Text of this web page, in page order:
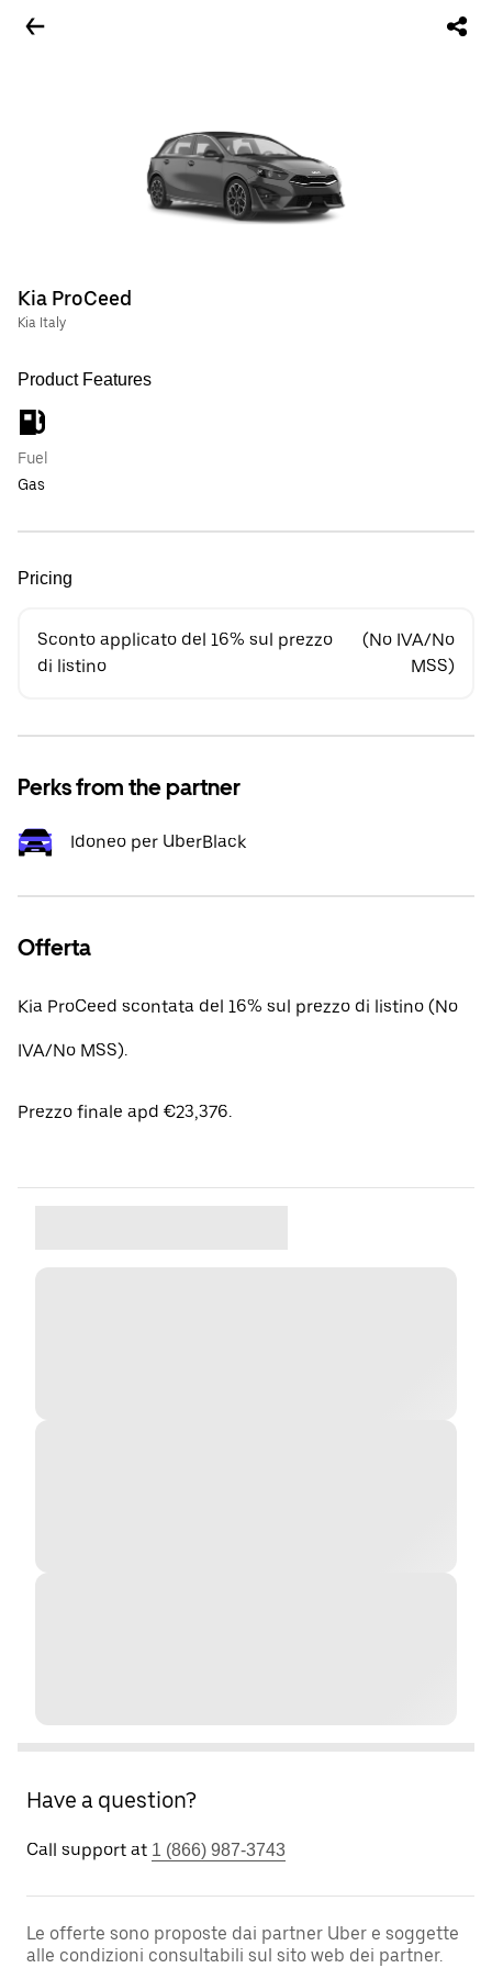
Kia ProCeed
Kia Italy
Product Features
Fuel
Gas
Pricing
Sconto applicato del 16% sul prezzo
di listino
(No IVA/No
MSS)
Perks from the partner
Idoneo per UberBlack
Offerta
Kia ProCeed scontata del 16% sul prezzo di listino (No
IVA/No MSS).
Prezzo finale apd €23,376.
Have a question?
Call support at 1 (866) 987-3743
Le offerte sono proposte dai partner Uber e soggette
alle condizioni consultabili sul sito web dei partner.